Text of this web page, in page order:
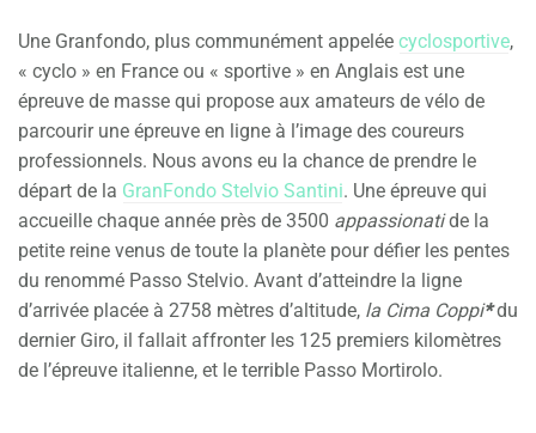
Une Granfondo, plus communément appelée cyclosportive,
« cyclo » en France ou « sportive » en Anglais est une
épreuve de masse qui propose aux amateurs de vélo de
parcourir une épreuve en ligne à l’image des coureurs
professionnels. Nous avons eu la chance de prendre le
départ de la GranFondo Stelvio Santini. Une épreuve qui
accueille chaque année près de 3500 appassionatide la
petite reine venus de toute la planète pour défier les pentes
du renommé Passo Stelvio. Avant d’atteindre la ligne
d’arrivée placée à 2758 mètres d’altitude, la Cima Coppi*du
dernier Giro, il fallait affronter les 125 premiers kilomètres
de l’épreuve italienne, et le terrible Passo Mortirolo.